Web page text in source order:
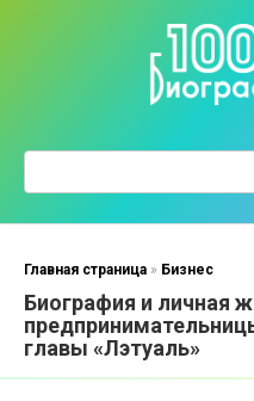
Главная страница » Бизнес
Биография и личная
главы «Лэтуаль»